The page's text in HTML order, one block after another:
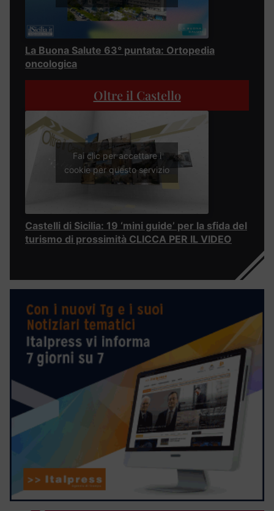
La Buona Salute 63° puntata: Ortopedia
oncologica
Oltre il Castello
Fai clic per accettare i
cookie per questo servizio
Castelli di Sicilia: 19 ‘mini guide’ per la sfida del
turismo di prossimità CLICCA PER IL VIDEO